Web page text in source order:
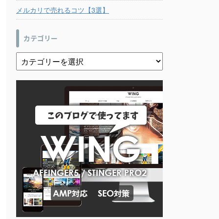
メルカリで売れるコツ【3選】
カテゴリー